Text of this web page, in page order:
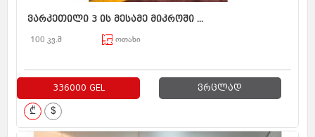
ვარკეთილი 3 ის მესამე მიკროში ...
100 კვ.მ ოთახი
336000 GEL ვრცლად
₾ $